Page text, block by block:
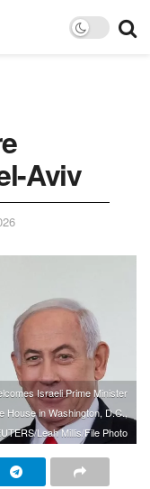
Aviv
Israeli Prime Minister
in Washington, D.C.,
Leah Millis/File Photo